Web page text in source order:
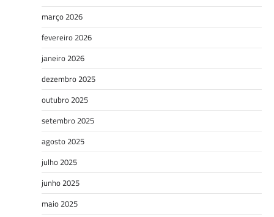
março 2026
fevereiro 2026
janeiro 2026
dezembro 2025
outubro 2025
setembro 2025
agosto 2025
julho 2025
junho 2025
maio 2025